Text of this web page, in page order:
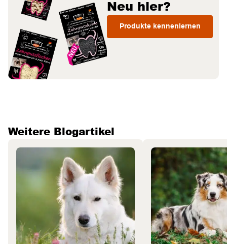
Neu hier?
Produkte kennenlernen
Weitere Blogartikel